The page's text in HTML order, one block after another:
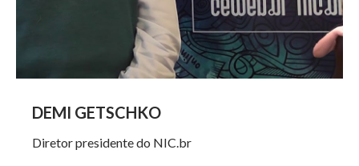
DEMI GETSCHKO
Diretor presidente do NIC.br